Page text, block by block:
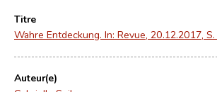
Titre
Wahre Entdeckung. In: Revue, 20.12.2017,
Auteur(e)